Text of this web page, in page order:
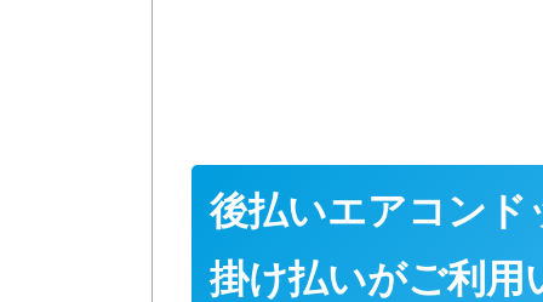
後払いエアコンド
掛け払いがご利用